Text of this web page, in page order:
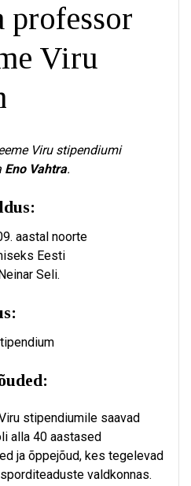
professor
Viru
Viru stipendiumi
Eno Vahtra.
aastal noorte
Eesti
Seli.
stipendiumile saavad
alla 40 aastased
ja õppejõud, kes tegelevad
valdkonnas.